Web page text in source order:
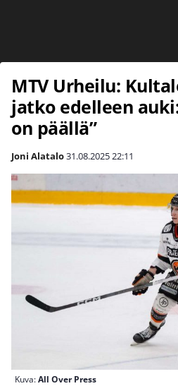
MTV Urheilu:
jatko edelleen
on päällä”
Joni Alatalo31.08.202522:11
Kuva:All Over Press